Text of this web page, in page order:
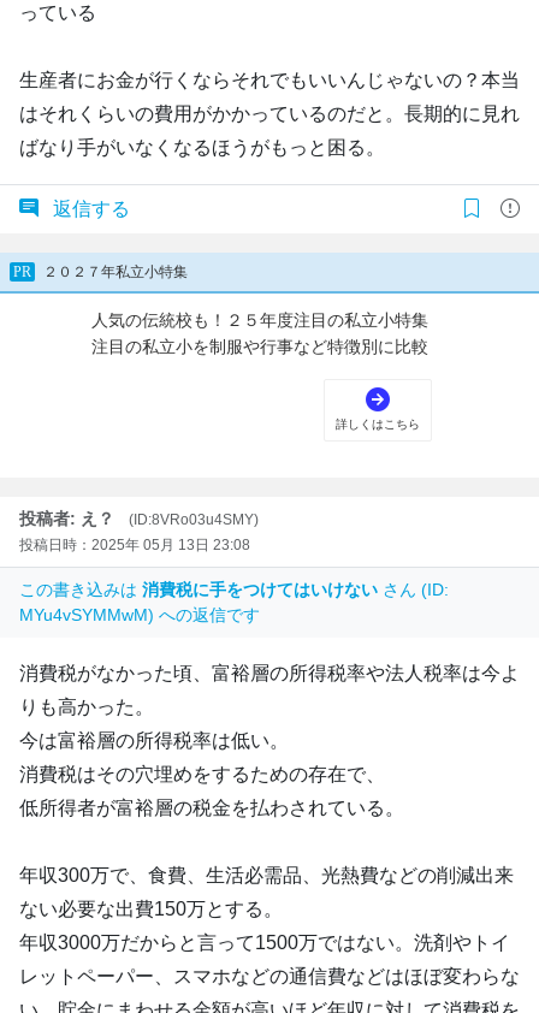
っている
生産者にお金が行くならそれでもいいんじゃないの？本当
はそれくらいの費用がかかっているのだと。長期的に見れ
ばなり手がいなくなるほうがもっと困る。
返信する
投稿者: え？
(ID:8VRo03u4SMY)
投稿日時：2025年 05月 13日 23:08
この書き込みは 消費税に手をつけてはいけない さん (ID:
MYu4vSYMMwM) への返信です
消費税がなかった頃、富裕層の所得税率や法人税率は今よ
りも高かった。
今は富裕層の所得税率は低い。
消費税はその穴埋めをするための存在で、
低所得者が富裕層の税金を払わされている。
年収300万で、食費、生活必需品、光熱費などの削減出来
ない必要な出費150万とする。
年収3000万だからと言って1500万ではない。洗剤やトイ
レットペーパー、スマホなどの通信費などはほぼ変わらな